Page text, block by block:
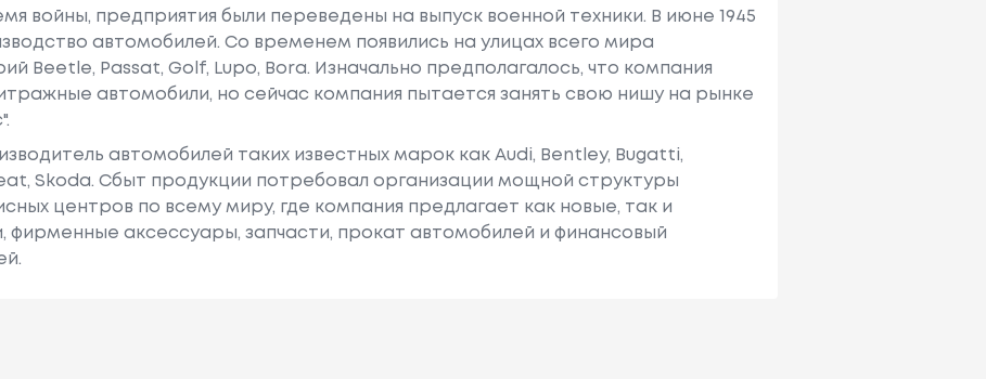
войны, предприятия были переведены на выпуск военной техники. В июне 1945
автомобилей. Cо временем появились на улицах всего мира
Beetle, Passat, Golf, Lupo, Bora. Изначально предполагалось, что компания
автомобили, но сейчас компания пытается занять свою нишу на рынке
автомобилей таких известных марок как Audi, Bentley, Bugatti,
Skoda. Сбыт продукции потребовал организации мощной структуры
центров по всему миру, где компания предлагает как новые, так и
аксессуары, запчасти, прокат автомобилей и финансовый